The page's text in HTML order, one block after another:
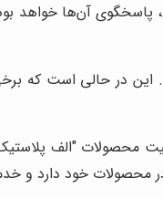
پاسخگوی آن‌ها خواهد
در حالی است که برخی
محصولات "الف
محصولات خود دارد و